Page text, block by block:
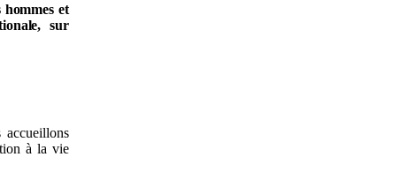
hommes et
sur
à la vie